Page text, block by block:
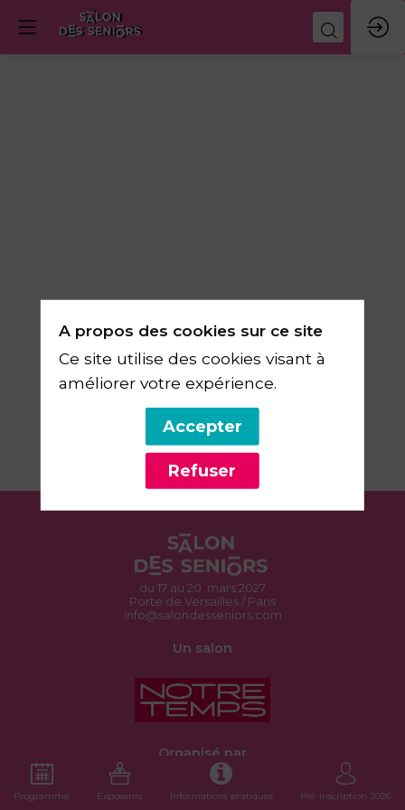
https://www.weelife.fr/
du 17 au 20 mars 2027
Porte de Versailles / Paris
info@salondesseniors.com
Un salon
Organisé par
Programme Exposants Informations pratiques Pré-inscription 2026
A propos des cookies sur ce site
Ce site utilise des cookies visant à
améliorer votre expérience.
Accepter
Refuser